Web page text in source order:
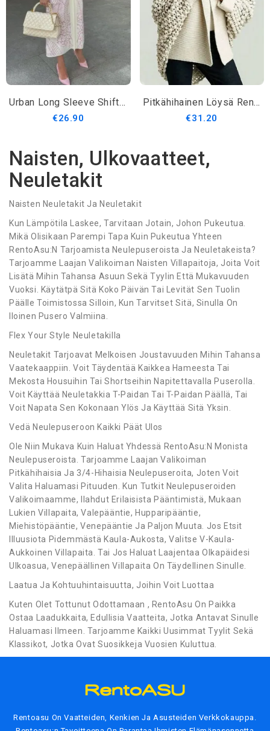
Urban Long Sleeve Shift Loosen Daily Coat
€26.90
Pitkähihainen Löysä Rento Villatakki
€31.20
Naisten, Ulkovaatteet,
Neuletakit
Naisten Neuletakit Ja Neuletakit
Kun Lämpötila Laskee, Tarvitaan Jotain, Johon Pukeutua.
Mikä Olisikaan Parempi Tapa Kuin Pukeutua Yhteen
RentoAsu:N Tarjoamista Neulepuseroista Ja Neuletakeista?
Tarjoamme Laajan Valikoiman Naisten Villapaitoja, Joita Voit
Lisätä Mihin Tahansa Asuun Sekä Tyylin Että Mukavuuden
Vuoksi. Käytätpä Sitä Koko Päivän Tai Levität Sen Tuolin
Päälle Toimistossa Silloin, Kun Tarvitset Sitä, Sinulla On
Iloinen Pusero Valmiina.
Flex Your Style Neuletakilla
Neuletakit Tarjoavat Melkoisen Joustavuuden Mihin Tahansa
Vaatekaappiin. Voit Täydentää Kaikkea Hameesta Tai
Mekosta Housuihin Tai Shortseihin Napitettavalla Puserolla.
Voit Käyttää Neuletakkia T-Paidan Tai T-Paidan Päällä, Tai
Voit Napata Sen Kokonaan Ylös Ja Käyttää Sitä Yksin.
Vedä Neulepuseroon Kaikki Päät Ulos
Ole Niin Mukava Kuin Haluat Yhdessä RentoAsu:N Monista
Neulepuseroista. Tarjoamme Laajan Valikoiman
Pitkähihaisia Ja 3/4-Hihaisia Neulepuseroita, Joten Voit
Valita Haluamasi Pituuden. Kun Tutkit Neulepuseroiden
Valikoimaamme, Ilahdut Erilaisista Pääntimistä, Mukaan
Lukien Villapaita, Valepääntie, Hupparipääntie,
Miehistöpääntie, Venepääntie Ja Paljon Muuta. Jos Etsit
Illuusiota Pidemmästä Kaula-Aukosta, Valitse V-Kaula-
Aukkoinen Villapaita. Tai Jos Haluat Laajentaa Olkapäidesi
Ulkoasua, Venepäällinen Villapaita On Täydellinen Sinulle.
Laatua Ja Kohtuuhintaisuutta, Joihin Voit Luottaa
Kuten Olet Tottunut Odottamaan , RentoAsu On Paikka
Ostaa Laadukkaita, Edullisia Vaatteita, Jotka Antavat Sinulle
Haluamasi Ilmeen. Tarjoamme Kaikki Uusimmat Tyylit Sekä
Klassikot, Jotka Ovat Suosikkeja Vuosien Kuluttua.
Rentoasu On Vaatteiden, Kenkien Ja Asusteiden Verkkokauppa.